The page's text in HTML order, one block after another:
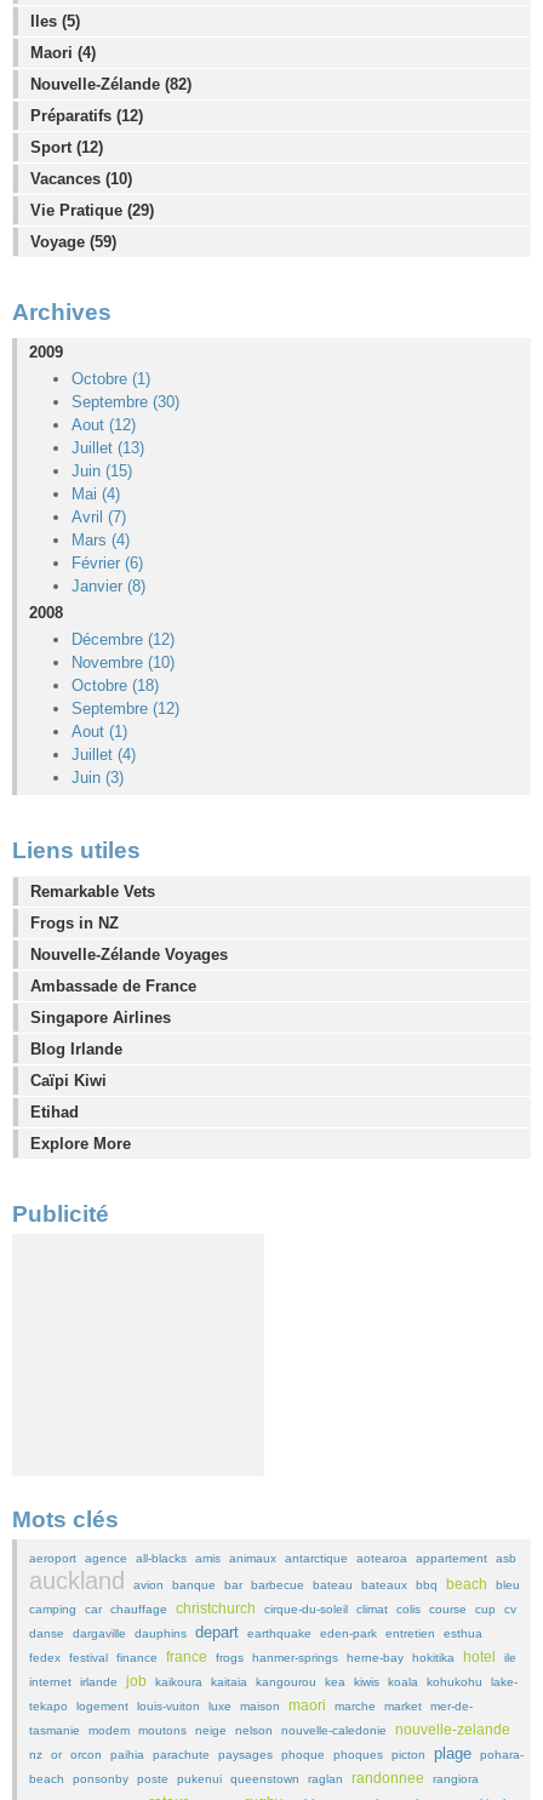
Iles (5)
Maori (4)
Nouvelle-Zélande (82)
Préparatifs (12)
Sport (12)
Vacances (10)
Vie Pratique (29)
Voyage (59)
Archives
2009
Octobre (1)
Septembre (30)
Aout (12)
Juillet (13)
Juin (15)
Mai (4)
Avril (7)
Mars (4)
Février (6)
Janvier (8)
2008
Décembre (12)
Novembre (10)
Octobre (18)
Septembre (12)
Aout (1)
Juillet (4)
Juin (3)
Liens utiles
Remarkable Vets
Frogs in NZ
Nouvelle-Zélande Voyages
Ambassade de France
Singapore Airlines
Blog Irlande
Caïpi Kiwi
Etihad
Explore More
Publicité
Mots clés
aeroport agence all-blacks amis animaux antarctique aotearoa appartement asb
auckland avion banque bar barbecue bateau bateaux bbq beach
bleu
camping
car chauffage christchurch cirque-du-soleil climat colis course cup
cv
danse
dargaville dauphins depart earthquake eden-park entretien
esthua
fedex
festival finance france frogs hanmer-springs herne-bay hokitika hotel
ile
internet
irlande job kaikoura kaitaia kangourou kea kiwis koala kohukohu
lake-
tekapo
logement louis-vuiton luxe maison maori marche market
mer-de-
tasmanie
modem moutons neige nelson nouvelle-caledonie nouvelle-zelande
nz or orcon paihia parachute paysages phoque phoques picton plage
pohara-
beach
ponsonby poste pukenui queenstown raglan randonnee
rangiora